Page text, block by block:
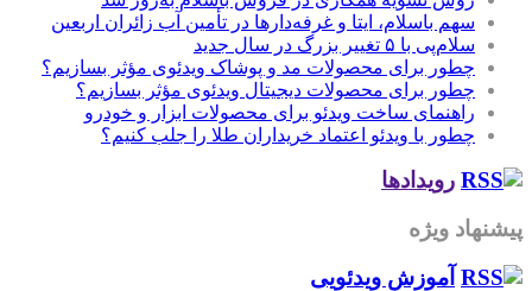
سهم باسلام، ایتا و غرفه‌دارها در تأمین آب زائران اربعین
سلام‌پی با ۵ تغییر بزرگ در سال جدید
چطور برای محصولات مد و پوشاک ویدئوی مؤثر بسازیم؟
چطور برای محصولات دیجیتال ویدئوی مؤثر بسازیم؟
راهنمای ساخت ویدئو برای محصولات ابزار و خودرو
چطور با ویدئو اعتماد خریداران طلا را جلب کنیم؟
رویدادها
پیشنهاد ویژه
آموزش‌ ویدئویی